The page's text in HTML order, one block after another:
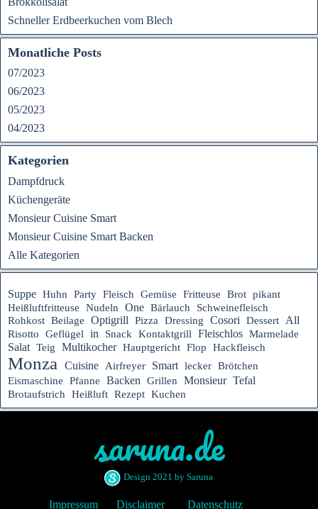
Schneller Erdbeerkuchen vom Blech
Monatliche Posts
07/2023
06/2023
05/2023
04/2023
Kategorien
Dampfdruck
Küchengeräte
Monsieur Cuisine Smart
Monsieur Cuisine Smart Backen
Alle Kategorien
Suppe Huhn Party Fleisch Gemüse Fritteuse Brot pikant
Heißluftfritteuse Nudeln One Bärlauch
Schweinefleisch
Rohkost Beilage Optigrill Pizza Dressing Cosori Dessert All
Risotto Geflügel in Snack Kontaktgrill Fleischlos Marmelade
Salat Teig Multikocher Hauptgericht Flop Hackfleisch
Monza Cuisine Airfreyer Smart lecker Brötchen
Eismaschine
Pfanne Backen Grillen Monsieur Tefal
Brotaufstrich Heißluft Rezept Kuchen
saruna.de
Impressum Disclaimer Datenschutz
Design 2021 by Saruna